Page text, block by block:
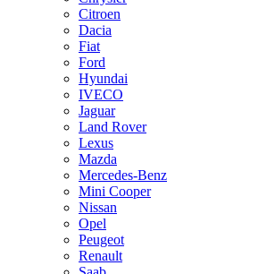
Citroen
Dacia
Fiat
Ford
Hyundai
IVECO
Jaguar
Land Rover
Lexus
Mazda
Mercedes-Benz
Mini Cooper
Nissan
Opel
Peugeot
Renault